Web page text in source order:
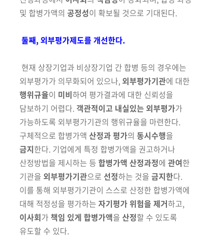
및 합병가액의 공정성이 확보될 것으로 기대된다.
둘째, 외부평가제도를 개선한다.
현재 상장기업과 비상장기업 간 합병 등의 경우에는
외부평가가 의무화되어 있으나,외부평가기관에 대한
행위규율이 미비하여 평가결과에 대한 신뢰성을
담보하기 어렵다. 객관적이고 내실있는 외부평가가
가능하도록 외부평가기관의 행위규율을 마련한다.
구체적으로 합병가액 산정과 평가의 동시수행을
금지한다. 기업에게 특정 합병가액을 권고하거나
산정방법을 제시하는 등 합병가액 산정과정에 관여한
기관을 외부평가기관으로 선정하는 것을 금지한다.
이를 통해 외부평가기관이 스스로 산정한 합병가액에
대해 적정성을 평가하는 자기평가 위험을 제거하고,
이사회가 책임 있게 합병가액을 산정할 수 있도록
유도할 수 있다.